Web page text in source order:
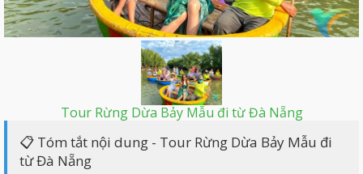
Tour Rừng Dừa Bảy Mẫu đi từ Đà Nẵng
📋 Tóm tắt nội dung - Tour Rừng Dừa Bảy Mẫu đi
từ Đà Nẵng